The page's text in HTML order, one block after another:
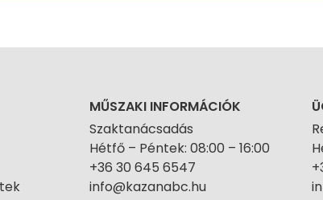
MŰSZAKI INFORMÁCIÓK
Szaktanácsadás
Hétfő – Péntek: 08:00 – 16:00
+36 30 645 6547
info@kazanabc.hu